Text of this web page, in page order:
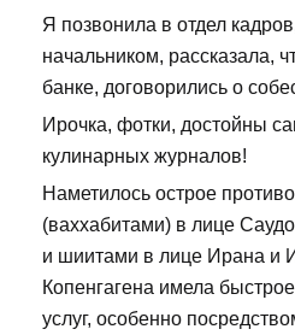
Я позвонила в отдел
начальником, рассказала,
банке, договорились о
Ирочка, фотки, достойны
кулинарных журналов!
Наметилось острое
(ваххабитами) в лице
и шиитами в лице Ирана и
Копенгагена имела
услуг, особенно